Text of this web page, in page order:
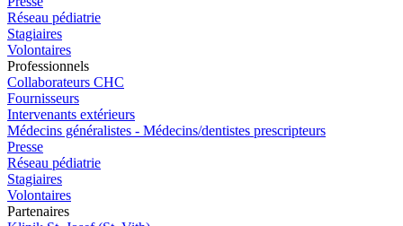
Réseau pédiatrie
Stagiaires
Volontaires
Professionnels
Collaborateurs CHC
Fournisseurs
Intervenants extérieurs
Médecins généralistes - Médecins/dentistes prescripteurs
Presse
Réseau pédiatrie
Stagiaires
Volontaires
Partenaires